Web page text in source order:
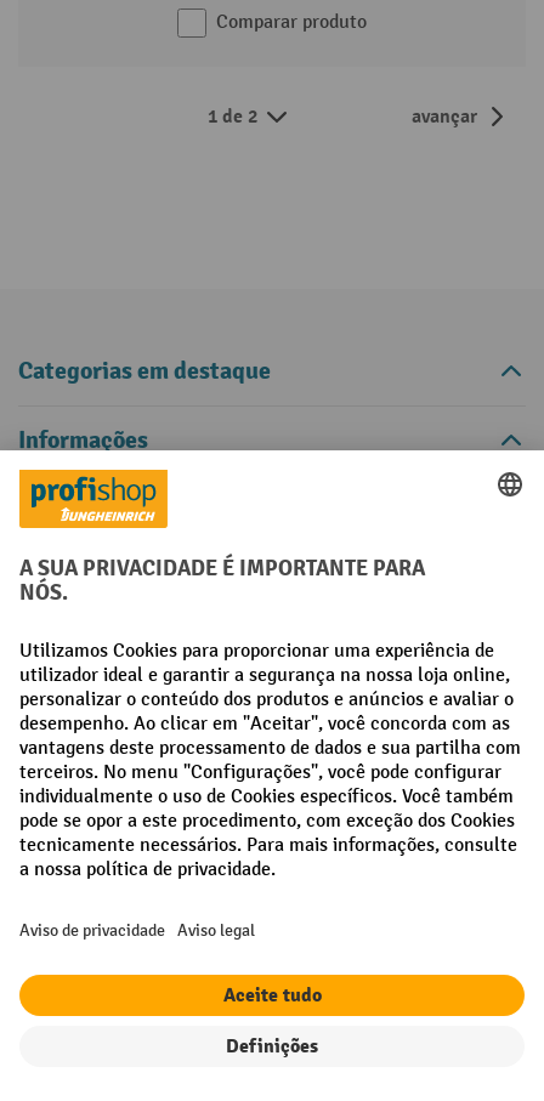
Ordenação
Comparar produto
1 de 2 avançar
Categorias em destaque
Informações
Contacto
Apoio e aconselhamento através do:
21 915 60 65
Disponível de segunda a sexta-feira, das 8h às 17h.
Entre em contacto connosco através do nossoformulário de
contacto.
Direito de rescisao
As suas vantagens profissionais